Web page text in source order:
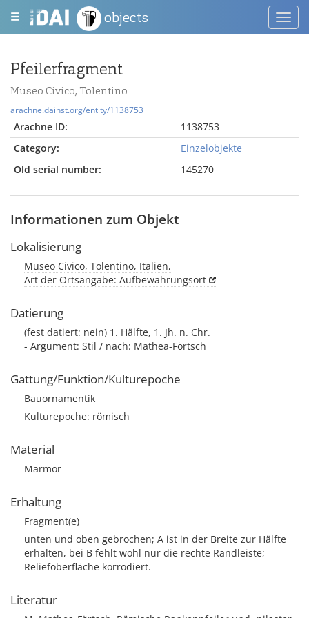
objects
Pfeilerfragment
Museo Civico, Tolentino
arachne.dainst.org/entity/1138753
Arachne ID:
1138753
Category:
Einzelobjekte
Old serial number:
145270
Informationen zum Objekt
Lokalisierung
Museo Civico, Tolentino, Italien,
Art der Ortsangabe: Aufbewahrungsort
Datierung
(fest datiert: nein) 1. Hälfte, 1. Jh. n. Chr.
- Argument: Stil / nach: Mathea-Förtsch
Gattung/Funktion/Kulturepoche
Bauornamentik
Kulturepoche: römisch
Material
Marmor
Erhaltung
Fragment(e)
unten und oben gebrochen; A ist in der Breite zur Hälfte
erhalten, bei B fehlt wohl nur die rechte Randleiste;
Reliefoberfläche korrodiert.
Literatur